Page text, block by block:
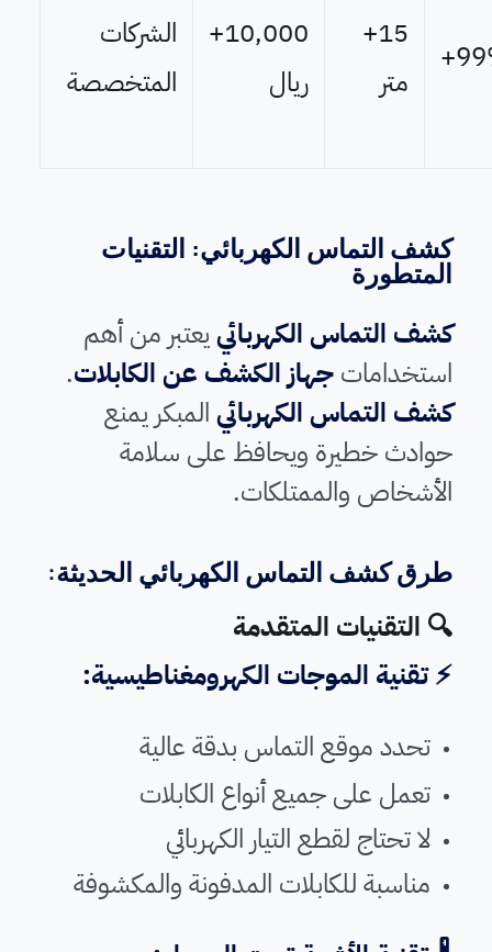
15+
متر
10,000+
ريال
الشركات
المتخصصة
كشف التماس الكهربائي: التقنيات
المتطورة
كشف التماس الكهربائييعتبر من أهم
استخداماتجهاز الكشف عن الكابلات.
كشف التماس الكهربائيالمبكر يمنع
حوادث خطيرة ويحافظ على سلامة
الأشخاص والممتلكات.
طرق كشف التماس الكهربائي الحديثة:
🔍 التقنيات المتقدمة
⚡ تقنية الموجات الكهرومغناطيسية:
تحدد موقع التماس بدقة عالية
تعمل على جميع أنواع الكابلات
لا تحتاج لقطع التيار الكهربائي
مناسبة للكابلات المدفونة والمكشوفة